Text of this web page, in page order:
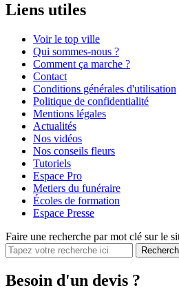
Liens utiles
Voir le top ville
Qui sommes-nous ?
Comment ça marche ?
Contact
Conditions générales d'utilisation
Politique de confidentialité
Mentions légales
Actualités
Nos vidéos
Nos conseils fleurs
Tutoriels
Espace Pro
Metiers du funéraire
Écoles de formation
Espace Presse
Faire une recherche par mot clé sur le
Besoin d'un devis ?